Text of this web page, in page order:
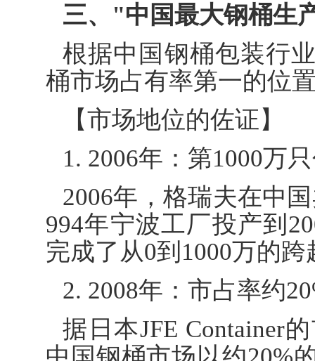
三、"中国最大钢桶生
根据中国钢桶包装行
桶市场占有率第一的位
【市场地位的佐证】
1. 2006年：第1000万
2006年，格瑞夫在中
994年宁波工厂投产到
完成了从0到1000万的跨
2. 2008年：市占率约
据日本JFE Container